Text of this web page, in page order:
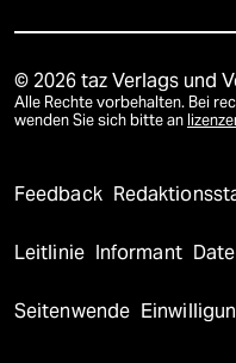
© 2026 taz Verlags und
Alle Rechte vorbehalten. Bei
wenden Sie sich bitte an
Feedback
Leitlinie Informant
Seitenwende